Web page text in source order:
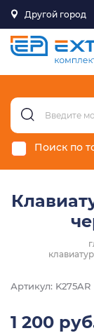
Другой город
Поиск по
Артикул: K275AR
1 200